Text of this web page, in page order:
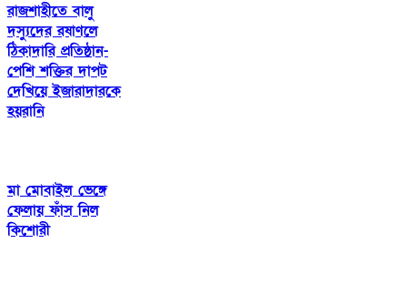
রাজশাহীতে বালু
দস্যুদের রষাণলে
ঠিকাদারি প্রতিষ্ঠান-
পেশি শক্তির দাপট
দেখিয়ে ইজারাদারকে
হয়রানি
মা মোবাইল ভেঙ্গে
ফেলায় ফাঁস নিল
কিশোরী